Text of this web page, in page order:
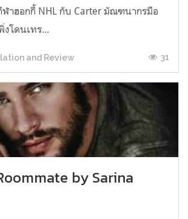
ฬาฮอกกี้ NHL กับ Carter มัณฑนากรมือ
โดนเทร...
and Review 31
by Sarina